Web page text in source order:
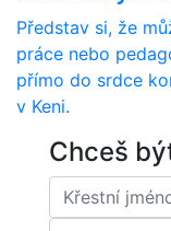
Představ si, že
práce nebo
přímo do srdce
v Keni.
Chceš